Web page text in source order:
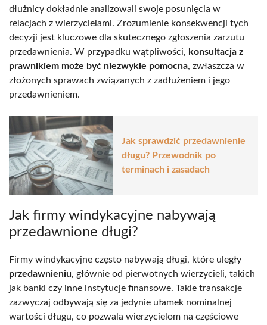
dłużnicy dokładnie analizowali swoje posunięcia w
relacjach z wierzycielami. Zrozumienie konsekwencji tych
decyzji jest kluczowe dla skutecznego zgłoszenia zarzutu
przedawnienia. W przypadku wątpliwości, konsultacja z
prawnikiem może być niezwykle pomocna, zwłaszcza w
złożonych sprawach związanych z zadłużeniem i jego
przedawnieniem.
Jak sprawdzić przedawnienie
długu? Przewodnik po
terminach i zasadach
Jak firmy windykacyjne nabywają
przedawnione długi?
Firmy windykacyjne często nabywają długi, które uległy
przedawnieniu, głównie od pierwotnych wierzycieli, takich
jak banki czy inne instytucje finansowe. Takie transakcje
zazwyczaj odbywają się za jedynie ułamek nominalnej
wartości długu, co pozwala wierzycielom na częściowe